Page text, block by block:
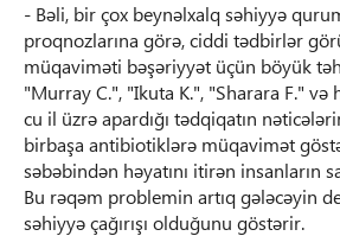
- Bəli, bir çox beynəlxalq səhiyyə
proqnozlarına görə, ciddi tədbirlər
müqaviməti bəşəriyyət üçün böyük
"Murray C.", "Ikuta K.", "Sharara F." və
cu il üzrə apardığı tədqiqatın
birbaşa antibiotiklərə müqavimət
səbəbindən həyatını itirən insanların
Bu rəqəm problemin artıq gələcəyin
səhiyyə çağırışı olduğunu göstərir.